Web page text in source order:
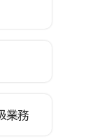
業務